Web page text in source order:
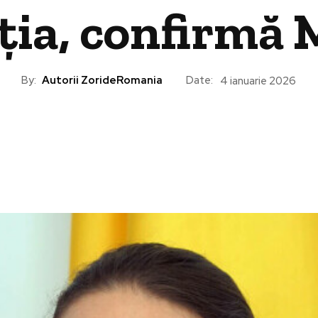
confirmă
By: Autorii ZorideRomania Date: 4 ianuarie 2026